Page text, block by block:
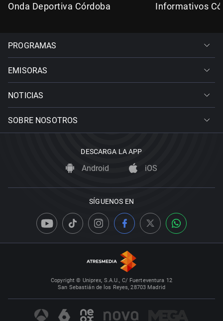
Onda Deportiva Córdoba Informativos
PROGRAMAS
EMISORAS
NOTICIAS
SOBRE NOSOTROS
DESCARGA LA APP
Android iOS
SÍGUENOS EN
Copyright © Uniprex, S.A.U., C/ Fuerteventura 12
San Sebastián de los Reyes, 28703 Madrid